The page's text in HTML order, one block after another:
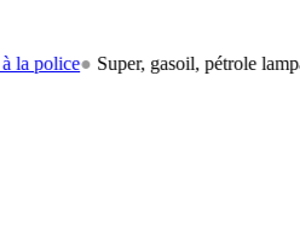
Super, gasoil, pétrole lampant: le